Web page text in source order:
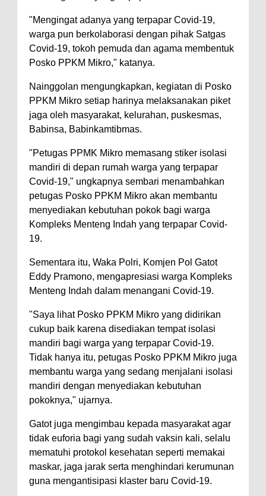
"Mengingat adanya yang terpapar Covid-19,
warga pun berkolaborasi dengan pihak Satgas
Covid-19, tokoh pemuda dan agama membentuk
Posko PPKM Mikro," katanya.
Nainggolan mengungkapkan, kegiatan di Posko
PPKM Mikro setiap harinya melaksanakan piket
jaga oleh masyarakat, kelurahan, puskesmas,
Babinsa, Babinkamtibmas.
"Petugas PPMK Mikro memasang stiker isolasi
mandiri di depan rumah warga yang terpapar
Covid-19," ungkapnya sembari menambahkan
petugas Posko PPKM Mikro akan membantu
menyediakan kebutuhan pokok bagi warga
Kompleks Menteng Indah yang terpapar Covid-
19.
Sementara itu, Waka Polri, Komjen Pol Gatot
Eddy Pramono, mengapresiasi warga Kompleks
Menteng Indah dalam menangani Covid-19.
"Saya lihat Posko PPKM Mikro yang didirikan
cukup baik karena disediakan tempat isolasi
mandiri bagi warga yang terpapar Covid-19.
Tidak hanya itu, petugas Posko PPKM Mikro juga
membantu warga yang sedang menjalani isolasi
mandiri dengan menyediakan kebutuhan
pokoknya," ujarnya.
Gatot juga mengimbau kepada masyarakat agar
tidak euforia bagi yang sudah vaksin kali, selalu
mematuhi protokol kesehatan seperti memakai
maskar, jaga jarak serta menghindari kerumunan
guna mengantisipasi klaster baru Covid-19.